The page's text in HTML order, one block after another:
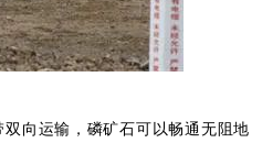
向运输，磷矿石可以畅通无阻地